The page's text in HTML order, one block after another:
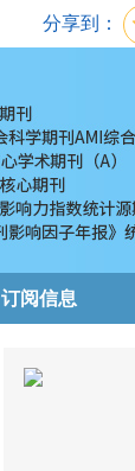
分享到：
订阅信息